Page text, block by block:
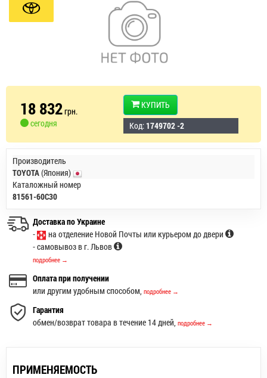
18 832грн.
сегодня
КУПИТЬ
Код: 1749702 -2
Производитель
TOYOTA(Япония)
Каталожный номер
81561-60C30
Доставка по Украине
-
на отделение Новой Почты или курьером до двери
- самовывоз в г. Львов
подробнее →
Оплата при получении
или другим удобным способом, подробнее →
Гарантия
обмен/возврат товара в течение 14 дней, подробнее →
ПРИМЕНЯЕМОСТЬ